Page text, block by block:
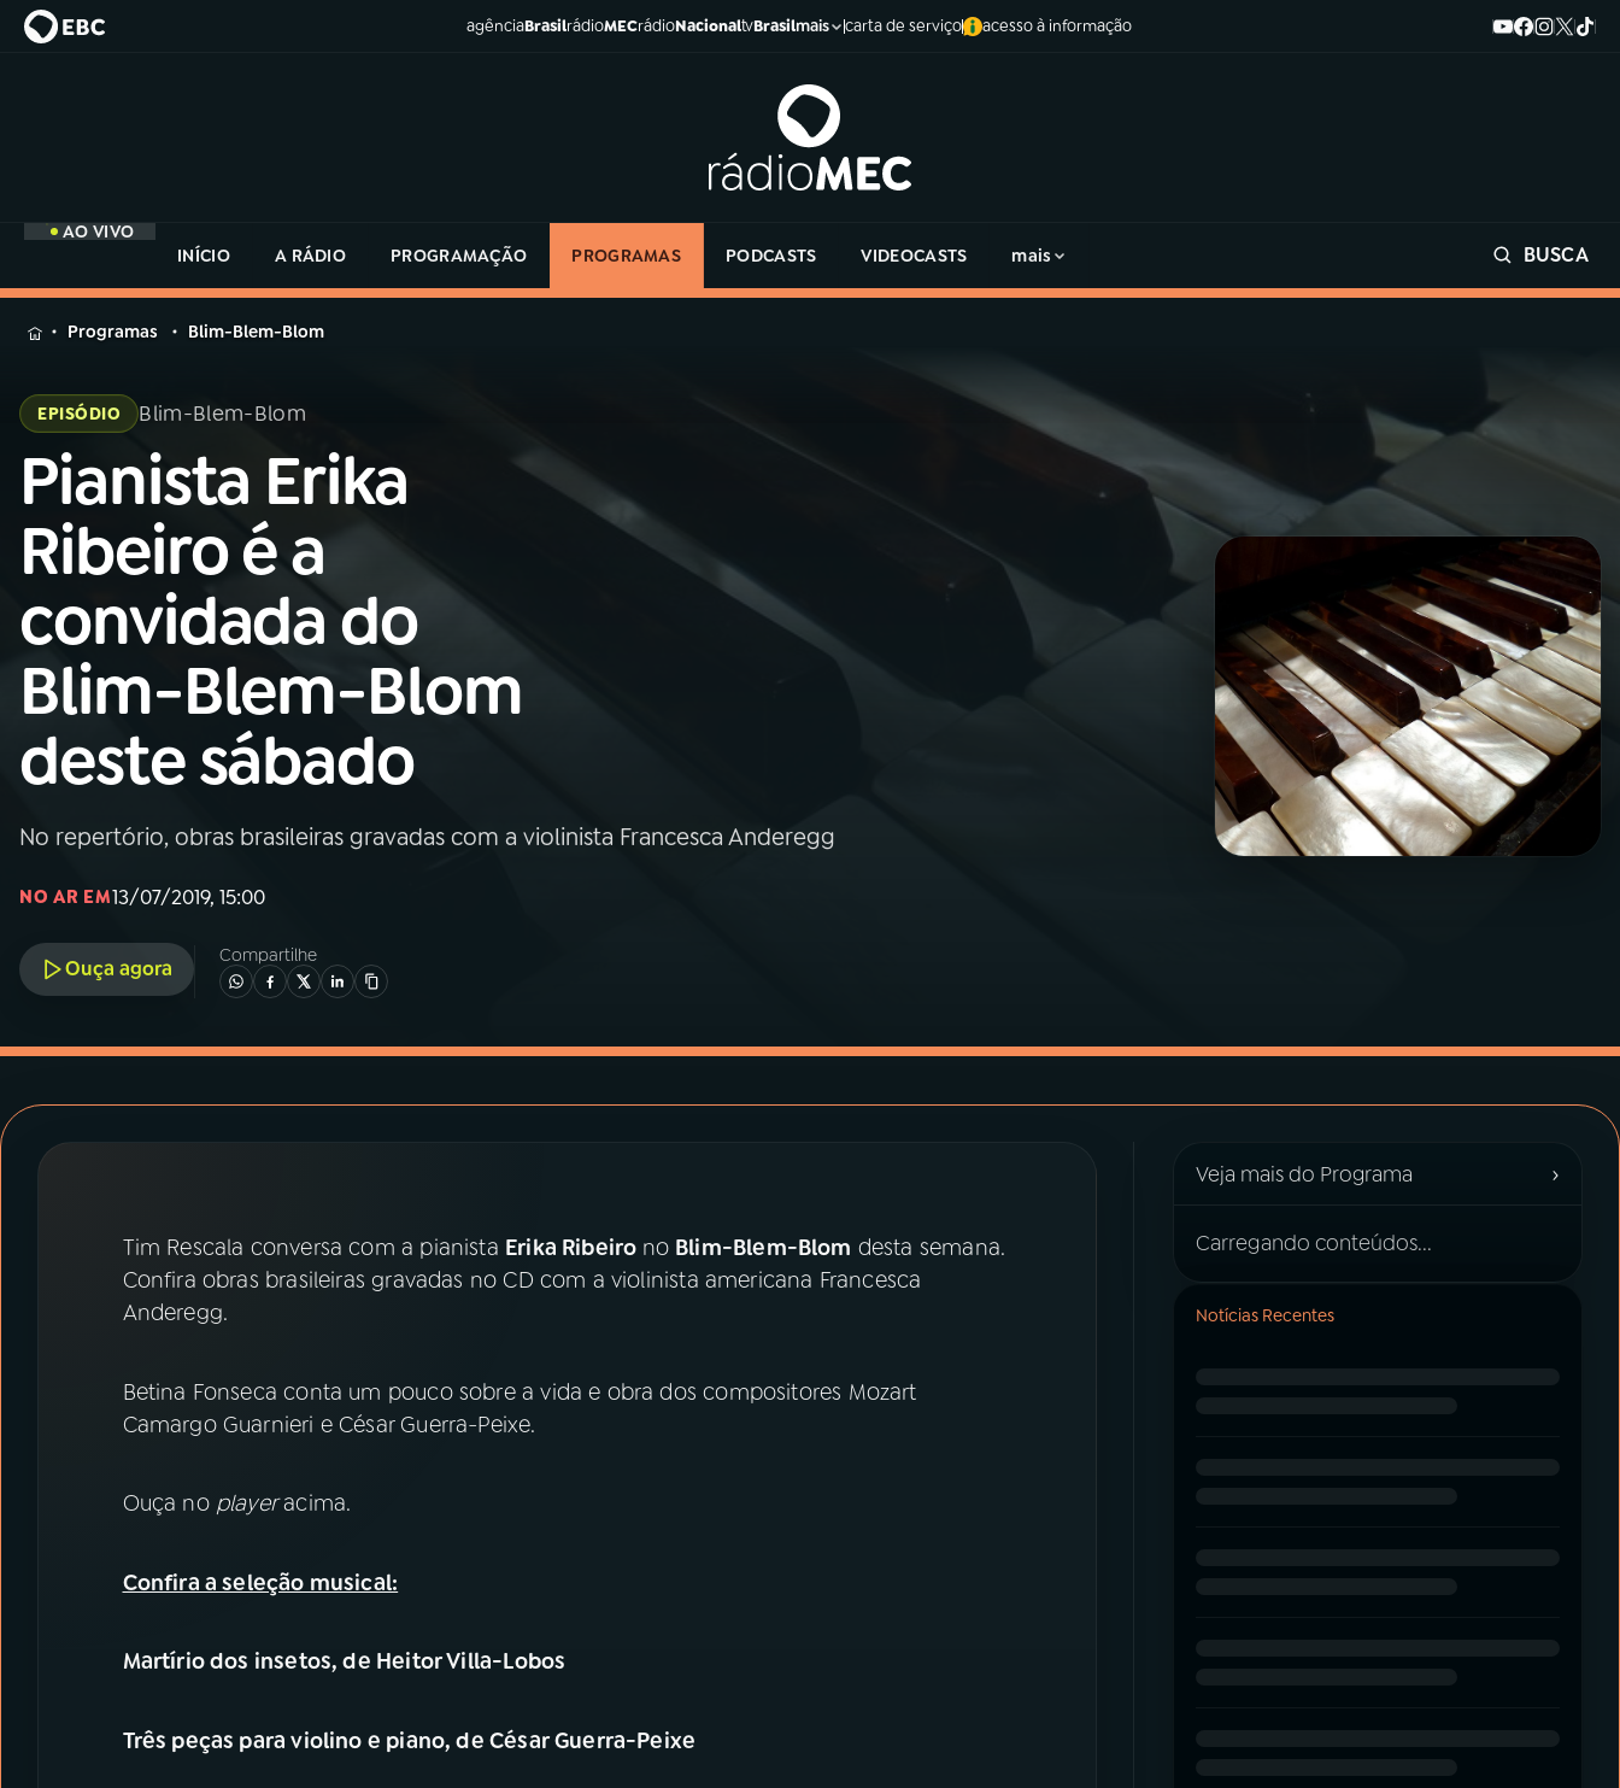
agênciaBrasilrádioMECrádioNacionaltvBrasilmais carta de serviço acesso à informação
AO VIVO
INÍCIO
A RÁDIO PROGRAMAÇÃO PROGRAMAS PODCASTS VIDEOCASTS mais BUSCA
MENU
Buscar
na
Rádio
MEC
Início
01 INÍCIO
A RÁDIO
03PROGRAMAÇÃO
04PROGRAMAS
ACOMPANHE A RÁDIO MEC
YouTube
na
Rádio
MEC
Programas Blim-Blem-Blom
EPISÓDIO Blim-Blem-Blom
Pianista Erika
Ribeiro é a
convidada do
Blim-Blem-Blom
deste sábado
No repertório, obras brasileiras gravadas com a violinista Francesca Anderegg
NO AR EM13/07/2019, 15:00
Ouça agora
Compartilhe
Tim Rescala conversa com a pianista Erika Ribeiro no Blim-Blem-Blom desta semana.
Confira obras brasileiras gravadas no CD com a violinista americana Francesca
Anderegg.
Betina Fonseca conta um pouco sobre a vida e obra dos compositores Mozart
Camargo Guarnieri e César Guerra-Peixe.
Ouça no playeracima.
Confira a seleção musical:
Martírio dos insetos, de Heitor Villa-Lobos
Três peças para violino e piano, de César Guerra-Peixe
Veja mais do Programa ›
Carregando conteúdos...
Notícias Recentes